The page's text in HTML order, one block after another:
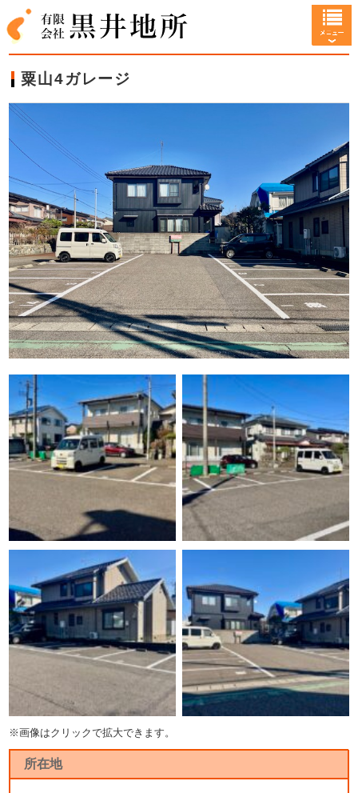
粟山4ガレージ
※画像はクリックで拡大できます。
所在地